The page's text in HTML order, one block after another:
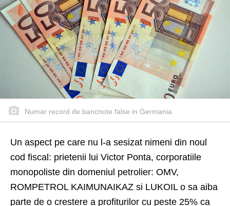
Numar record de bancnote false in Germania
Un aspect pe care nu l-a sesizat nimeni din noul
cod fiscal: prietenii lui Victor Ponta, corporatiile
monopoliste din domeniul petrolier: OMV,
ROMPETROL KAIMUNAIKAZ si LUKOIL o sa aiba
parte de o crestere a profiturilor cu peste 25% ca